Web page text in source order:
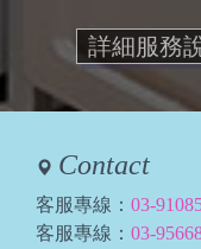
詳細服務
Contact
客服專線： 03-
客服專線： 03-